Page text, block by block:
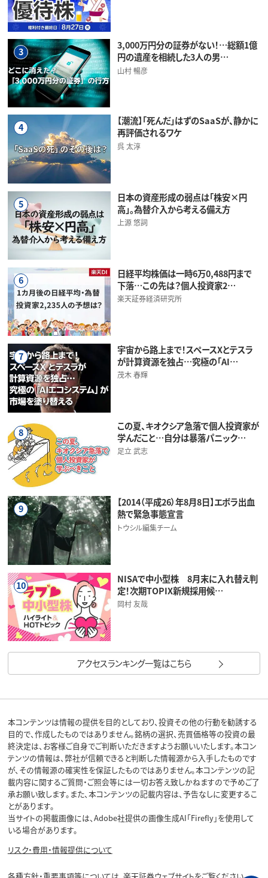
3
3,000万円分の証券がない！…総額1億
円の遺産を相続した3人の男…
山村 暢彦
4
【潮流】「死んだ」はずのSaaSが、静かに
再評価されるワケ
呉 太淳
5
日本の資産形成の弱点は「株安×円
高」。為替介入から考える備え方
上源 悠詞
6
日経平均株価は一時6万0,488円まで
下落…この先は？個人投資家2…
楽天証券経済研究所
7
宇宙から路上まで！スペースXとテスラ
が計算資源を独占…究極の「AI…
茂木 春輝
8
この夏、キオクシア急落で個人投資家が
学んだこと…自分は暴落パニック…
足立 武志
9
【2014（平成26）年8月8日】エボラ出血
熱で緊急事態宣言
トウシル編集チーム
10
NISAで中小型株 8月末に入れ替え判
定！次期TOPIX新規採用候…
岡村 友哉
アクセスランキング一覧はこちら
本コンテンツは情報の提供を目的としており、投資その他の行動を勧誘する
目的で、作成したものではありません。銘柄の選択、売買価格等の投資の最
終決定は、お客様ご自身でご判断いただきますようお願いいたします。本コン
テンツの情報は、弊社が信頼できると判断した情報源から入手したものです
が、その情報源の確実性を保証したものではありません。本コンテンツの記
載内容に関するご質問・ご照会等には一切お答え致しかねますので予めご了
承お願い致します。また、本コンテンツの記載内容は、予告なしに変更するこ
とがあります。
当サイトの掲載画像には、Adobe社提供の画像生成AI「Firefly」を使用して
いる場合があります。
リスク・費用・情報提供について
各種方針・重要事項等については、楽天証券ウェブサイトをご覧ください。